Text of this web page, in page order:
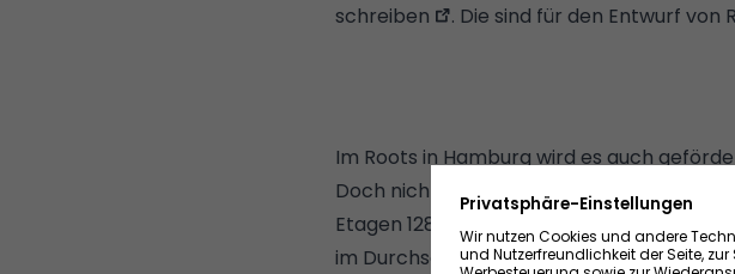
schreiben
. Die sind für den Entwurf
Im Roots in Hamburg wird es auch
Doch nicht nur die Deutsche Wildtier
Etagen 128 Eigentumswohnungen
im Durchschnitt bei rund 8.500 Euro liegen.